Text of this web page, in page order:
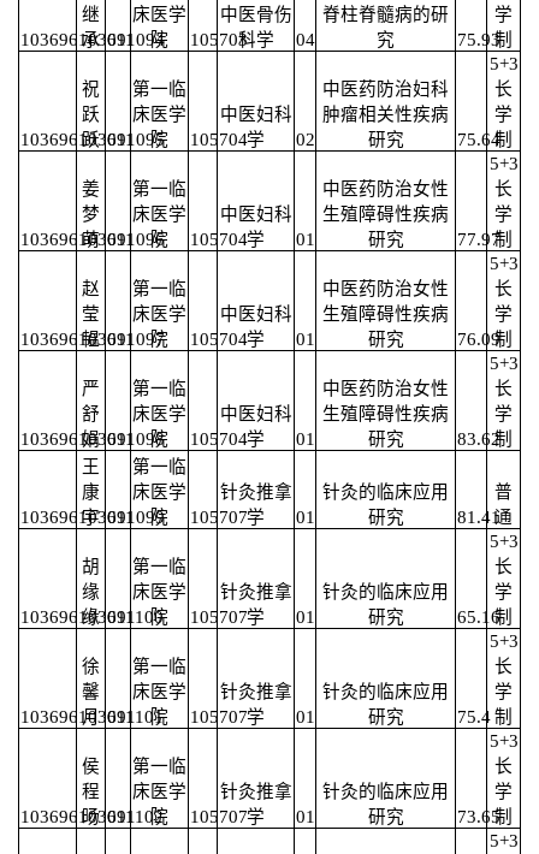
103696103691094
继
承 011
床医学
院
105703
中医骨伤
科学
04
脊柱脊髓病的研
究
75.93
学
制
103696103691095
祝
跃
跃 011
第一临
床医学
院
105704
中医妇科
学
02
中医药防治妇科
肿瘤相关性疾病
研究
75.64
5+3
长
学
制
103696103691096
姜
梦
萌 011
第一临
床医学
院
105704
中医妇科
学
01
中医药防治女性
生殖障碍性疾病
研究
77.97
5+3
长
学
制
103696103691097
赵
莹
韫 011
第一临
床医学
院
105704
中医妇科
学
01
中医药防治女性
生殖障碍性疾病
研究
76.09
5+3
长
学
制
103696103691098
严
舒
娟 011
第一临
床医学
院
105704
中医妇科
学
01
中医药防治女性
生殖障碍性疾病
研究
83.62
5+3
长
学
制
103696103691099
王
康
宇 011
第一临
床医学
院
105707
针灸推拿
学
01
针灸的临床应用
研究
81.41
普
通
103696103691100
胡
缘
缘 011
第一临
床医学
院
105707
针灸推拿
学
01
针灸的临床应用
研究
65.16
5+3
长
学
制
103696103691101
徐
馨
月 011
第一临
床医学
院
105707
针灸推拿
学
01
针灸的临床应用
研究
75.4
5+3
长
学
制
103696103691102
侯
程
旸 011
第一临
床医学
院
105707
针灸推拿
学
01
针灸的临床应用
研究
73.65
5+3
长
学
制
5+3